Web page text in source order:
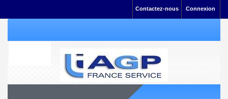
Connexion
Contactez-nous